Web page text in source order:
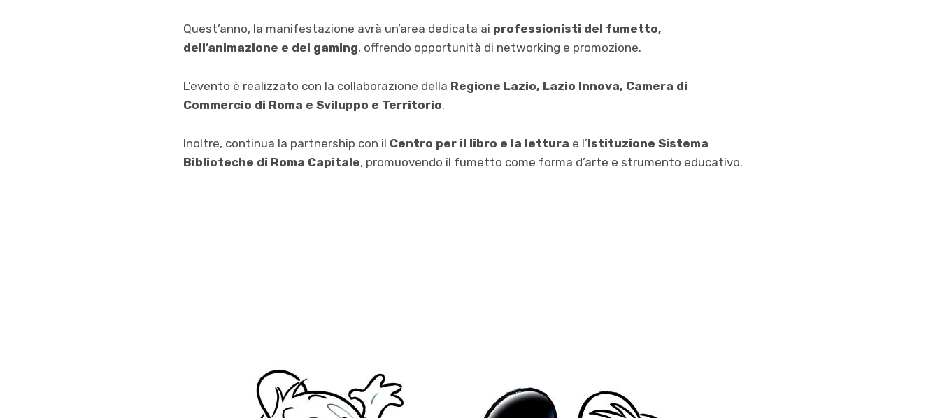
Quest’anno, la manifestazione avrà un’area dedicata ai professionisti del fumetto,
dell’animazione e del gaming, offrendo opportunità di networking e promozione.
L’evento è realizzato con la collaborazione della Regione Lazio, Lazio Innova, Camera di
Commercio di Roma e Sviluppo e Territorio.
Inoltre, continua la partnership con il Centro per il libro e la lettura e l’Istituzione Sistema
Biblioteche di Roma Capitale, promuovendo il fumetto come forma d’arte e strumento educativo.